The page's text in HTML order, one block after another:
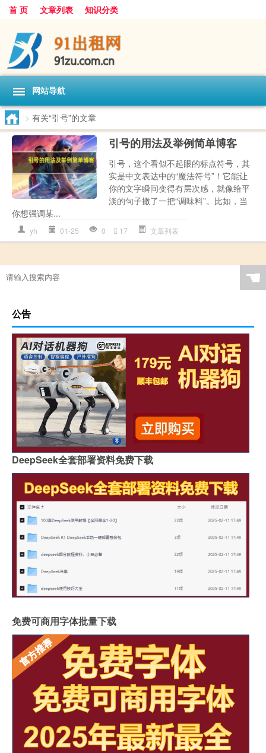
首 页 文章列表 知识分类
网站导航
> 有关“引号”的文章
引号的用法及举例简单博客
引号，这个看似不起眼的标点符号，其
实是中文表达中的“魔法符号”！它能让
你的文字瞬间变得有层次感，就像给平
淡的句子撒了一把“调味料”。比如，当
你想强调某...
yh 01-25 0 17 文章列表
☚
公告
DeepSeek全套部署资料免费下载
免费可商用字体批量下载